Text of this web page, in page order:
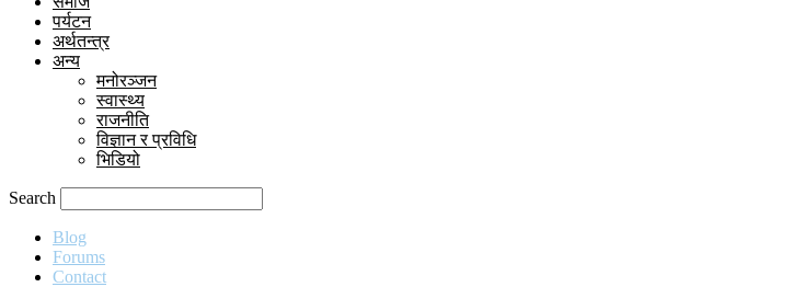
पर्यटन
अर्थतन्त्र
अन्य
मनोरञ्जन
स्वास्थ्य
राजनीति
विज्ञान र प्रविधि
भिडियो
Search
Blog
Forums
Contact